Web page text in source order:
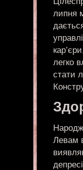
липня
легко
стати
Левам